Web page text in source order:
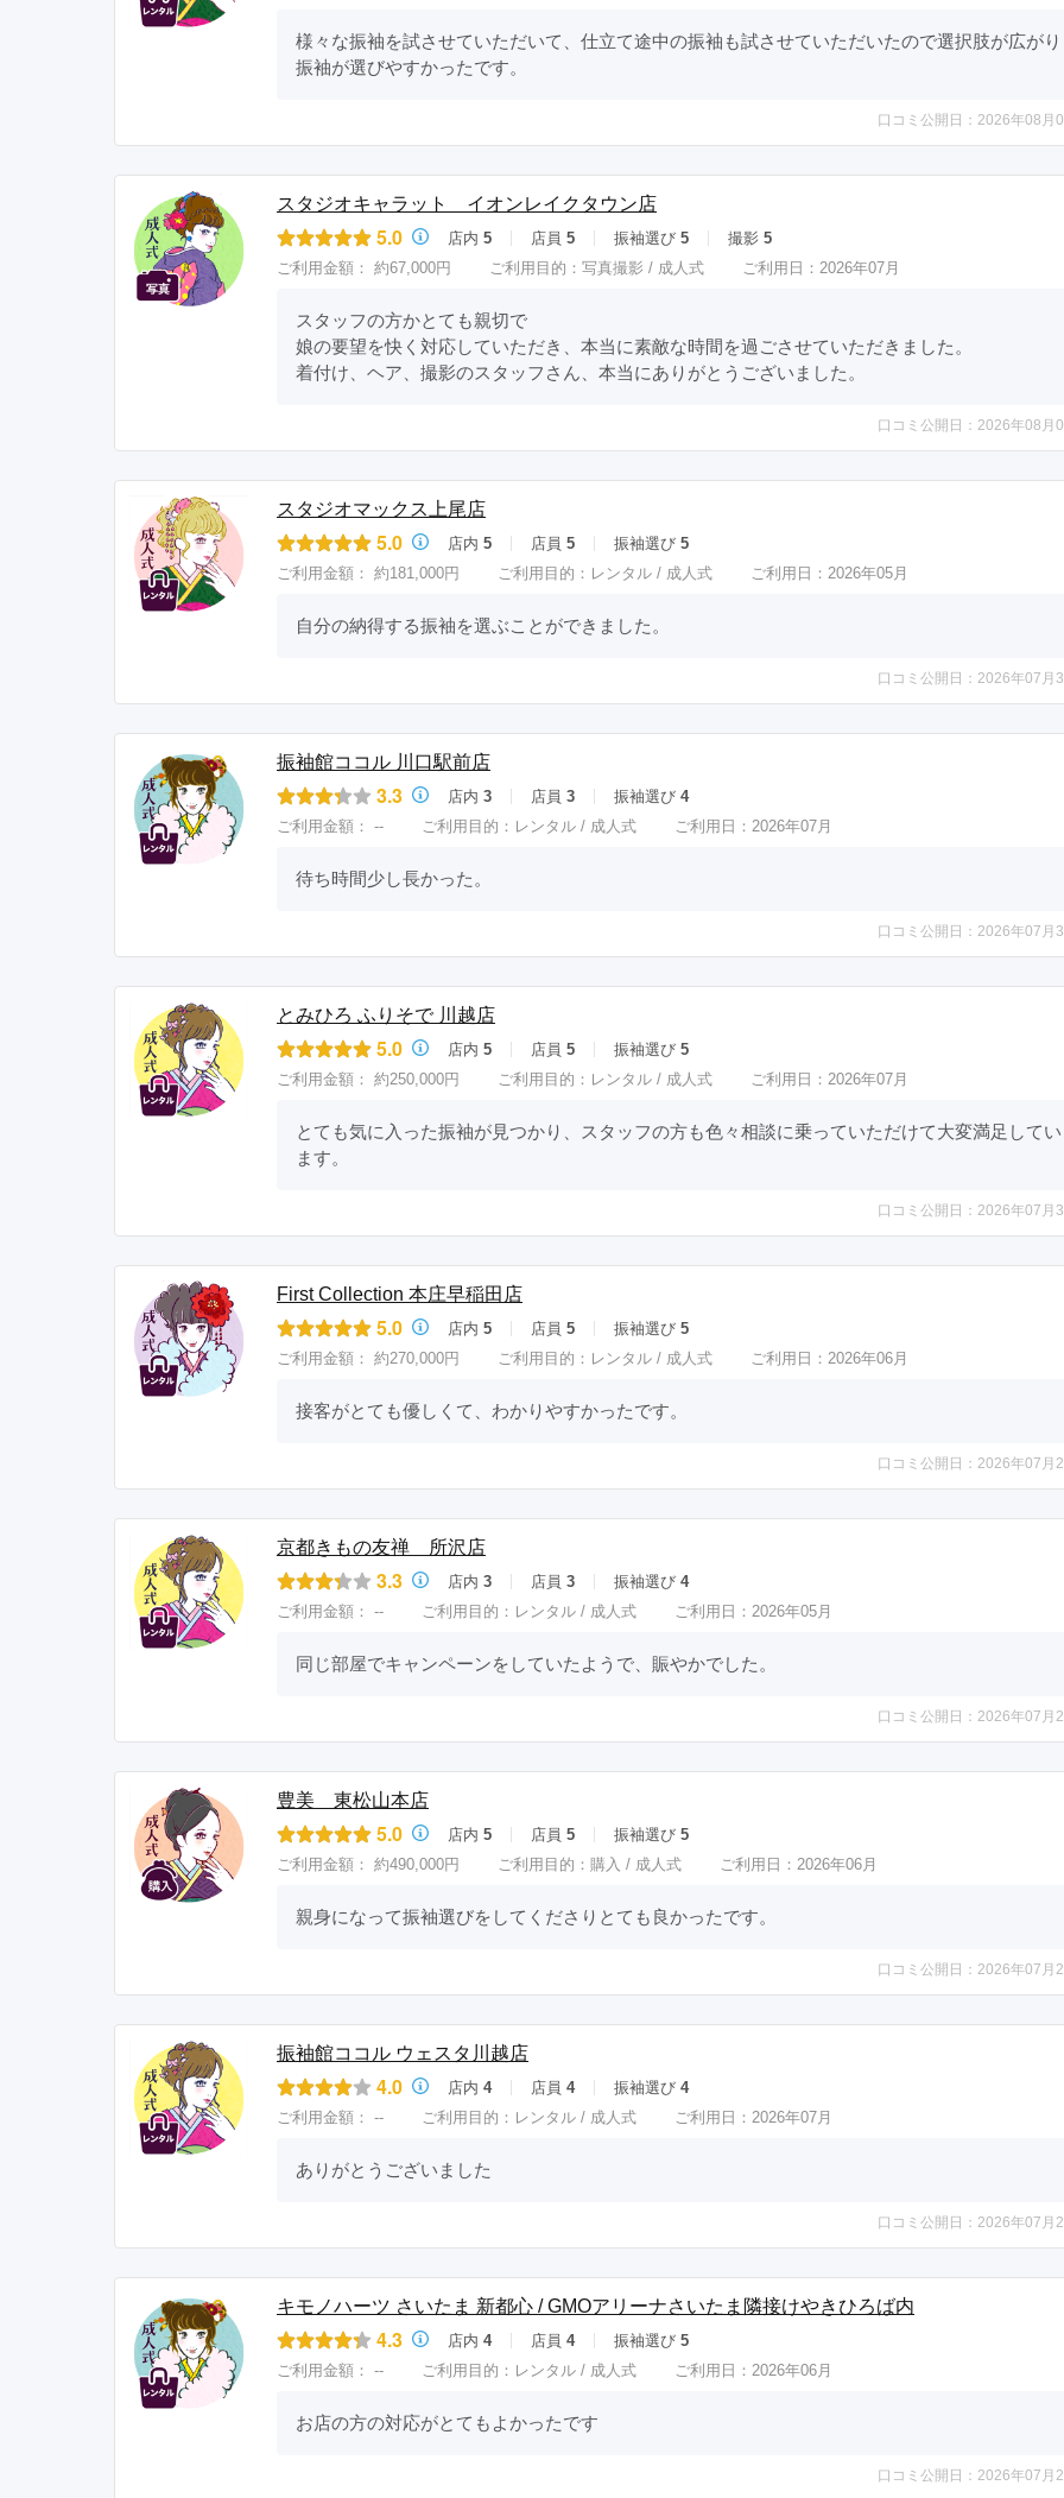
様々な振袖を試させていただいて、仕立て途中の振袖も試させていただいたので選択肢が広がり
振袖が選びやすかったです。
口コミ公開日：2026年08月
スタジオキャラット イオンレイクタウン店
5.0 店内 5 店員 5 振袖選び 5 撮影 5
ご利用金額： 約67,000円 ご利用目的： 写真撮影 / 成人式 ご利用日：2026年07月
スタッフの方かとても親切で
娘の要望を快く対応していただき、本当に素敵な時間を過ごさせていただきました。
着付け、ヘア、撮影のスタッフさん、本当にありがとうございました。
口コミ公開日：2026年08月
スタジオマックス上尾店
5.0 店内 5 店員 5 振袖選び 5
ご利用金額： 約181,000円 ご利用目的： レンタル / 成人式 ご利用日：2026年05月
自分の納得する振袖を選ぶことができました。
口コミ公開日：2026年07月
振袖館ココル 川口駅前店
3.3 店内 3 店員 3 振袖選び 4
ご利用金額： -- ご利用目的： レンタル / 成人式 ご利用日：2026年07月
待ち時間少し長かった。
口コミ公開日：2026年07月
とみひろ ふりそで 川越店
5.0 店内 5 店員 5 振袖選び 5
ご利用金額： 約250,000円 ご利用目的： レンタル / 成人式 ご利用日：2026年07月
とても気に入った振袖が見つかり、スタッフの方も色々相談に乗っていただけて大変満足してい
ます。
口コミ公開日：2026年07月
First Collection 本庄早稲田店
5.0 店内 5 店員 5 振袖選び 5
ご利用金額： 約270,000円 ご利用目的： レンタル / 成人式 ご利用日：2026年06月
接客がとても優しくて、わかりやすかったです。
口コミ公開日：2026年07月
京都きもの友禅 所沢店
3.3 店内 3 店員 3 振袖選び 4
ご利用金額： -- ご利用目的： レンタル / 成人式 ご利用日：2026年05月
同じ部屋でキャンペーンをしていたようで、賑やかでした。
口コミ公開日：2026年07月
豊美 東松山本店
5.0 店内 5 店員 5 振袖選び 5
ご利用金額： 約490,000円 ご利用目的： 購入 / 成人式 ご利用日：2026年06月
親身になって振袖選びをしてくださりとても良かったです。
口コミ公開日：2026年07月
振袖館ココル ウェスタ川越店
4.0 店内 4 店員 4 振袖選び 4
ご利用金額： -- ご利用目的： レンタル / 成人式 ご利用日：2026年07月
ありがとうございました
口コミ公開日：2026年07月
キモノハーツ さいたま 新都心 / GMOアリーナさいたま隣接けやきひろば内
4.3 店内 4 店員 4 振袖選び 5
ご利用金額： -- ご利用目的： レンタル / 成人式 ご利用日：2026年06月
お店の方の対応がとてもよかったです
口コミ公開日：2026年07月